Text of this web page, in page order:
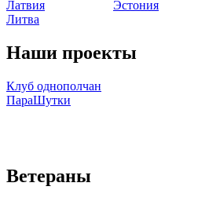
Латвия
Литва
Эстония
Наши проекты
Клуб однополчан
ПараШутки
Ветераны